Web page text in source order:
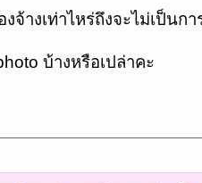
จ้างเท่าไหร่ถึงจะไม่เป็น
บ้างหรือเปล่าคะ